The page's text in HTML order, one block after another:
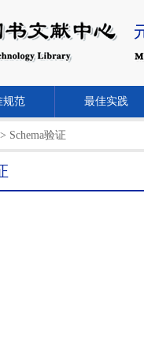
规范 最佳实践
> Schema验证